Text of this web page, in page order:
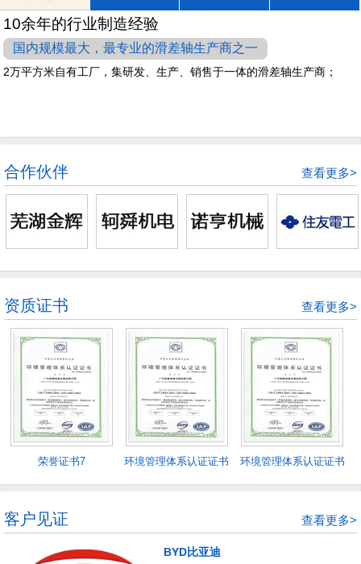
10余年的行业制造经验
国内规模最大，最专业的滑差轴生产商之一
2万平方米自有工厂，集研发、生产、销售于一体的滑差轴生产商；
合作伙伴 查看更多>
资质证书 查看更多>
荣誉证书7
环境管理体系认证证书
环境管理体系认证证书
客户见证 查看更多>
BYD比亚迪